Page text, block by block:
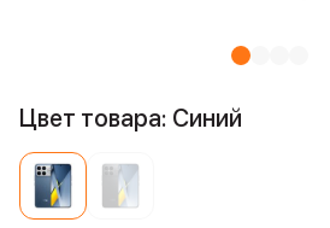
Цвет товара: Синий